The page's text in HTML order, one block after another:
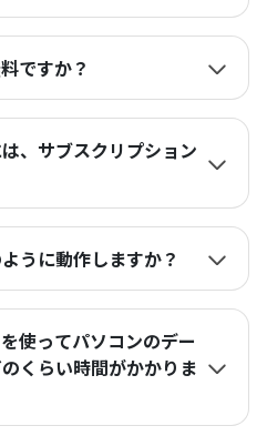
ですか？
、サブスクリプション
うに動作しますか？
使ってパソコンのデー
くらい時間がかかりま